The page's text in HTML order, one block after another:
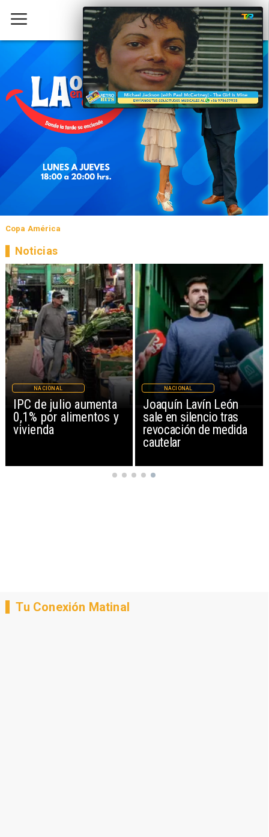
Copa América
IPC de julio aumenta
0,1% por alimentos y
vivienda
NACIONAL
Joaquín Lavín León
sale en silencio tras
revocación de medida
cautelar
NACIONAL
Noticias
Tu Conexión Matinal